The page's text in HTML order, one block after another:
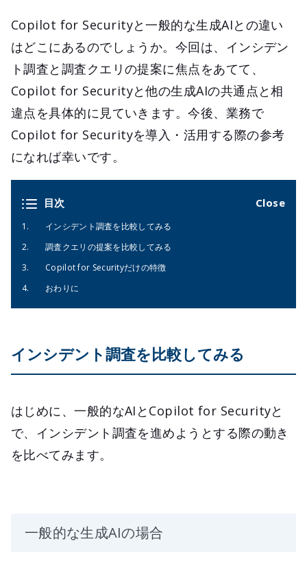
Copilot for Securityと一般的な生成AIとの違い
はどこにあるのでしょうか。今回は、インシデン
ト調査と調査クエリの提案に焦点をあてて、
Copilot for Securityと他の生成AIの共通点と相
違点を具体的に見ていきます。今後、業務で
Copilot for Securityを導入・活用する際の参考
になれば幸いです。
目次
インシデント調査を比較してみる
調査クエリの提案を比較してみる
Copilot for Securityだけの特徴
おわりに
インシデント調査を比較してみる
はじめに、一般的なAIとCopilot for Securityと
で、インシデント調査を進めようとする際の動き
を比べてみます。
一般的な生成AIの場合